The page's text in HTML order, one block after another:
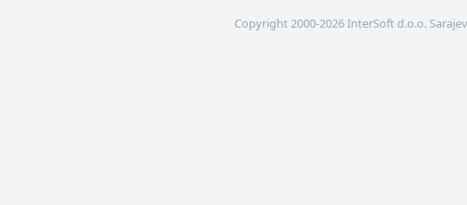
Copyright 2000-2026 InterSoft d.o.o.